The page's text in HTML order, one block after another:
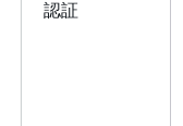
認証